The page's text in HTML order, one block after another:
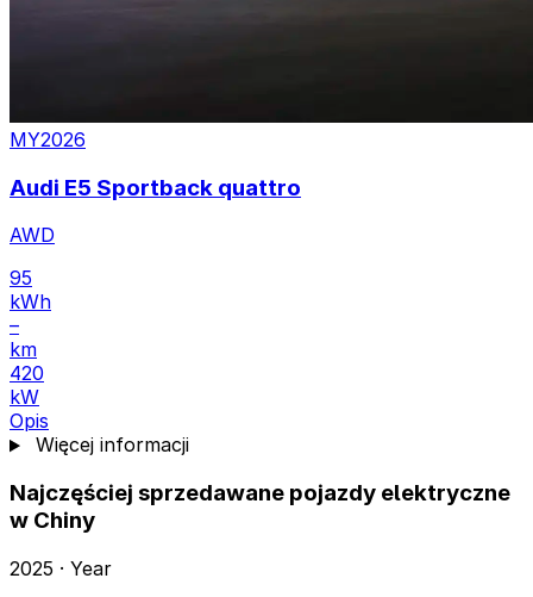
MY2026
Audi E5 Sportback quattro
AWD
95
kWh
–
km
420
kW
Opis
Więcej informacji
Najczęściej sprzedawane pojazdy elektryczne
w Chiny
2025 · Year